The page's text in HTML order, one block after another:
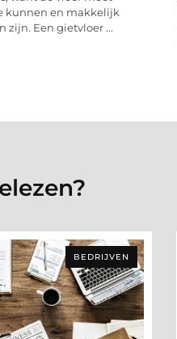
kunnen en makkelijk
zijn. Een gietvloer ...
BEDRIJVEN